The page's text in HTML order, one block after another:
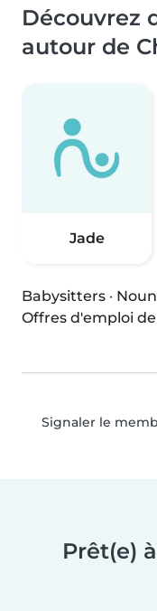
Découvrez
autour de
Jade
Babysitters ·
Offres d'emploi
Signaler le
Prêt(e)